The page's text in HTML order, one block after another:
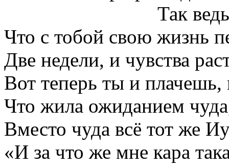
Так
Что с тобой свою жизнь
Две недели, и чувства
Вот теперь ты и плачешь,
Что жила ожиданием
Вместо чуда всё тот же
«И за что же мне кара